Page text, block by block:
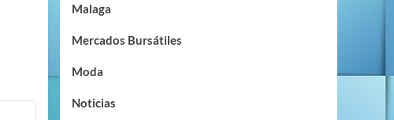
Malaga
Mercados Bursátiles
Moda
Noticias